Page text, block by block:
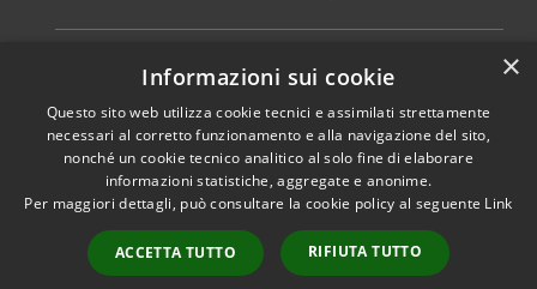
RSS
Accessibilità
Cookie
Mappa del sito
Area riservata del
Copyright © 2026 • Comune di
Taranto • Powered by
Municipium•Accesso
redazione
×
Informazioni sui cookie
Questo sito web utilizza cookie tecnici e assimilati strettamente
necessari al corretto funzionamento e alla navigazione del sito,
nonché un cookie tecnico analitico al solo fine di elaborare
informazioni statistiche, aggregate e anonime.
Per maggiori dettagli, può consultare la cookie policy al seguente Link
ACCETTA TUTTO RIFIUTA TUTTO